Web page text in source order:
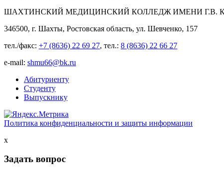
ШАХТИНСКИЙ МЕДИЦИНСКИЙ КОЛЛЕДЖ ИМЕНИ Г.В.
346500, г. Шахты, Ростовская область, ул. Шевченко, 157
тел./факс: +7 (8636) 22 69 27, тел.: 8 (8636) 22 66 27
e-mail: shmu66@bk.ru
Абитуриенту
Студенту
Выпускнику
Политика конфиденциальности и защиты информации
x
Задать вопрос